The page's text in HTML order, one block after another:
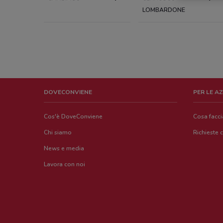
LOMBARDONE
DOVECONVIENE
Cos'è DoveConviene
Chi siamo
News e media
Lavora con noi
PER LE
Cosa
Richieste